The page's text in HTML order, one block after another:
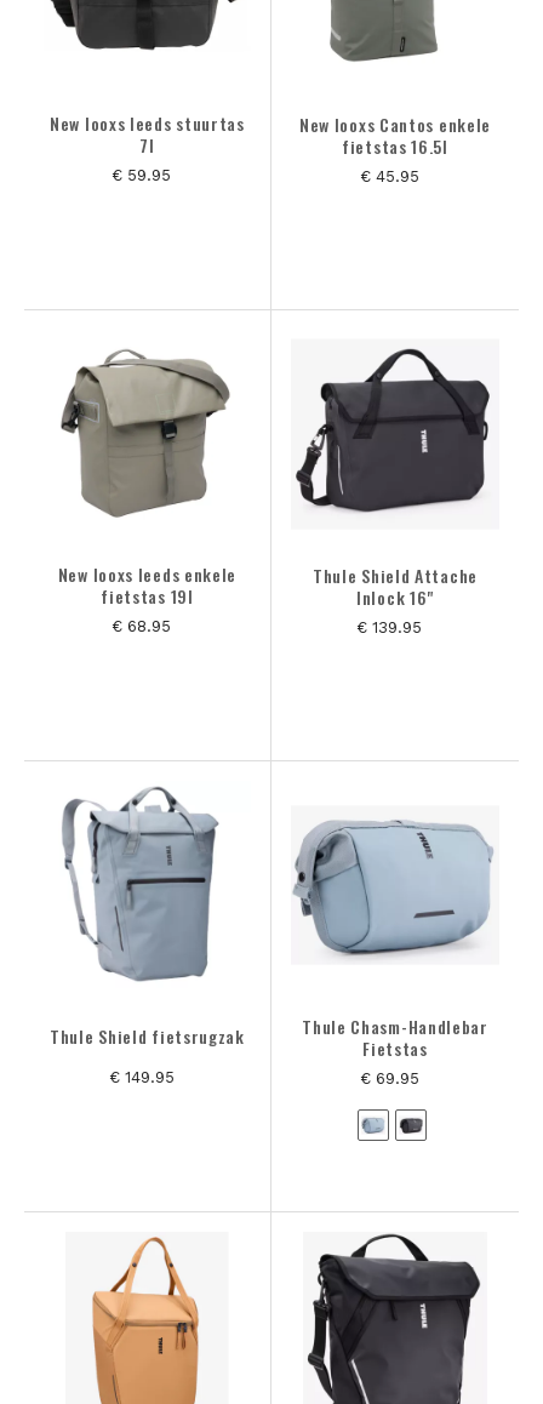
New looxs leeds stuurtas
7l
€ 59.95
New looxs Cantos enkele
fietstas 16.5l
€ 45.95
New looxs leeds enkele
fietstas 19l
€ 68.95
Thule Shield Attache
Inlock 16"
€ 139.95
Thule Shield fietsrugzak
€ 149.95
Thule Chasm-Handlebar
Fietstas
€ 69.95